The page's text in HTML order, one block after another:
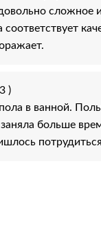
сложное
соответствует
)
в ванной.
больше